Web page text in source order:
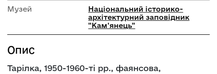
Музей
Національний історико-
архітектурний заповідник
"Кам'янець"
Опис
Тарілка, 1950-1960-ті рр., фаянсова,